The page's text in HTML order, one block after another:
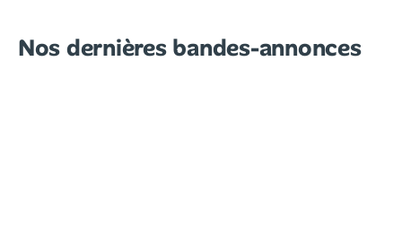
Nos dernières bandes-annonces